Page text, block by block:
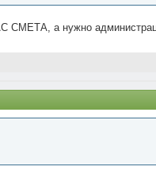
СМЕТА, а нужно